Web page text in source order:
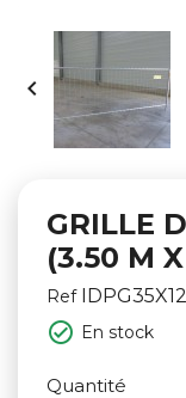

GRILLE
(3.50 M
Ref IDPG35X12
 En stock
Quantité